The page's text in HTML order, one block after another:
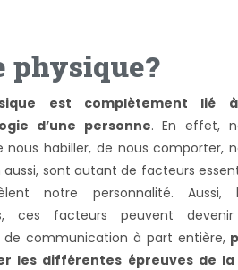
physique?
est complètement lié
d’une personne. En effet,
nous habiller, de nous comporter,
sont autant de facteurs
notre personnalité. Aussi,
ces facteurs peuvent
de communication à part entière,
les différentes épreuves de la